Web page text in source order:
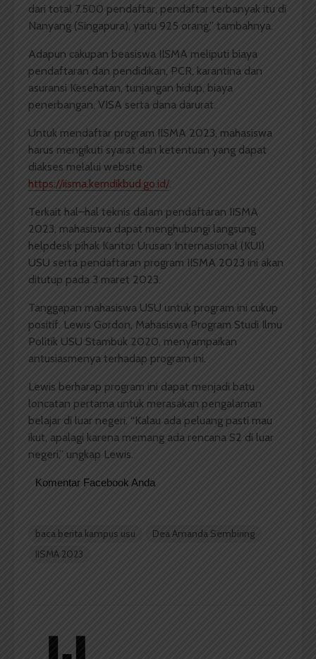
dari total 7.500 pendaftar, pendaftar terbanyak itu di
Nanyang (Singapura), yaitu 925 orang,” tambahnya.
Adapun cakupan beasiswa IISMA meliputi biaya
pendaftaran dan pendidikan, PCR, karantina dan
asuransi Kesehatan, tunjangan hidup, biaya
penerbangan, VISA serta dana darurat.
Untuk mendaftar program IISMA 2023, mahasiswa
harus mengikuti syarat dan ketentuan yang dapat
diakses melalui website
https://iisma.kemdikbud.go.id/.
Terkait hal–hal teknis dalam pendaftaran IISMA
2023, mahasiswa dapat menghubungi langsung
helpdesk pihak Kantor Urusan Internasional (KUI)
USU serta pendaftaran program IISMA 2023 ini akan
ditutup pada 3 maret 2023.
Tanggapan mahasiswa USU untuk program ini cukup
positif. Lewis Gordon, Mahasiswa Program Studi Ilmu
Politik USU Stambuk 2020, menyampaikan
antusiasmenya terhadap program ini.
Lewis berharap program ini dapat menjadi batu
loncatan pertama untuk merasakan pengalaman
belajar di luar negeri. “Kalau ada peluang pasti mau
ikut, apalagi karena memang ada rencana S2 di luar
negeri,” ungkap Lewis.
Komentar Facebook Anda
baca berita kampus usu
Dea Amanda Sembiring
IISMA 2023